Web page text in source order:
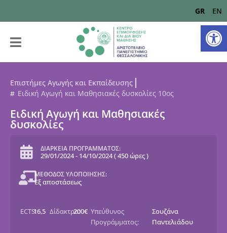
GR EN
Επιστήμες Αγωγής και Εκπαίδευσης
Ειδική Αγωγή και Μαθησιακές δυσκολίες 10ος
Ειδική Αγωγή και Μαθησιακές
δυσκολίες
ΔΙΑΡΚΕΙΑ ΠΡΟΓΡΑΜΜΑΤΟΣ:
29/01/2024- 14/10/2024(450 ώρες)
ΜΕΘΟΔΟΣ ΥΛΟΠΟΙΗΣΗΣ:
Εξ αποστάσεως
ECTS:16,5 Δίδακτρα:200€ Υπεύθυνος
Προγράμματος:
Σουζάνα
Παντελιάδου